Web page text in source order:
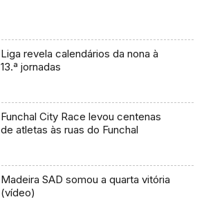
Liga revela calendários da nona à
13.ª jornadas
Funchal City Race levou centenas
de atletas às ruas do Funchal
Madeira SAD somou a quarta vitória
(vídeo)